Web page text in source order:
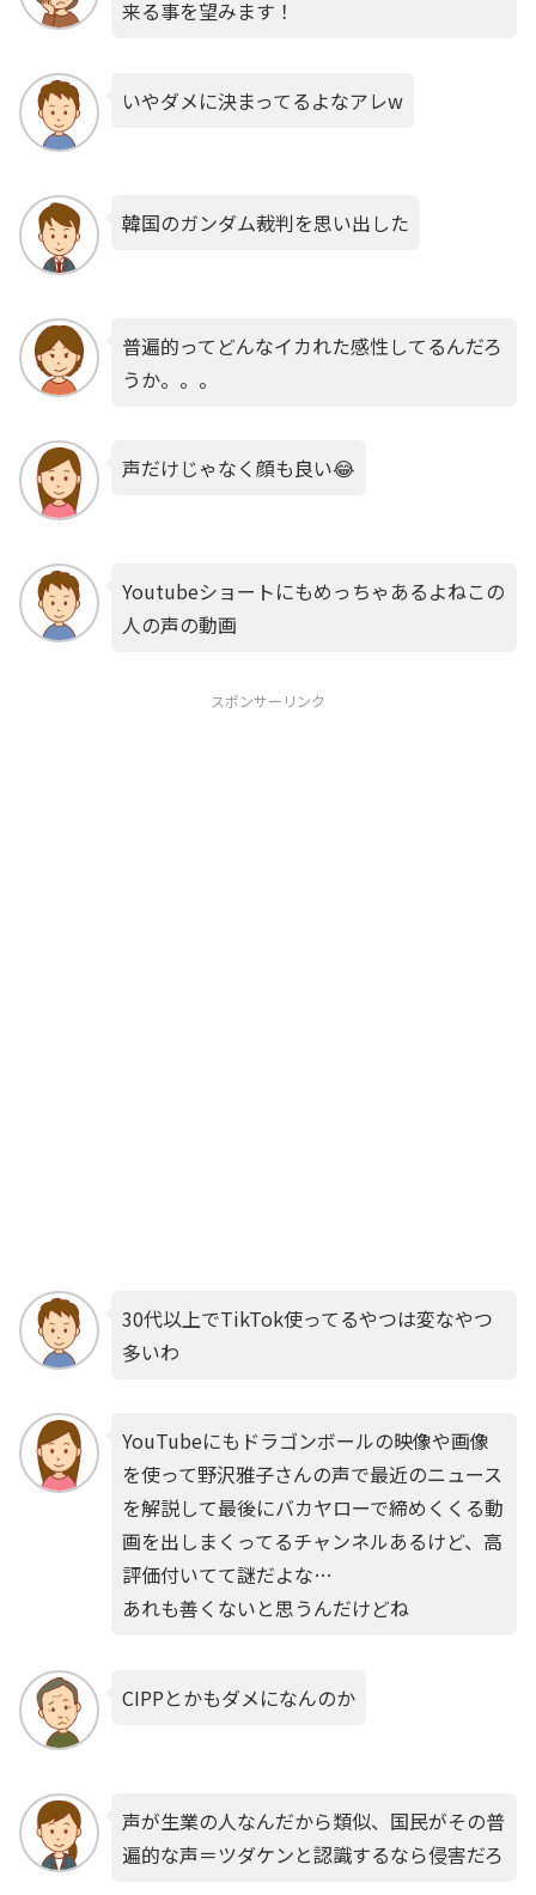
来る事を望みます！
いやダメに決まってるよなアレw
韓国のガンダム裁判を思い出した
普遍的ってどんなイカれた感性してるんだろ
うか。。。
声だけじゃなく顔も良い😂
Youtubeショートにもめっちゃあるよねこの
人の声の動画
スポンサーリンク
30代以上でTikTok使ってるやつは変なやつ
多いわ
YouTubeにもドラゴンボールの映像や画像
を使って野沢雅子さんの声で最近のニュース
を解説して最後にバカヤローで締めくくる動
画を出しまくってるチャンネルあるけど、高
評価付いてて謎だよな…
あれも善くないと思うんだけどね
CIPPとかもダメになんのか
声が生業の人なんだから類似、国民がその普
遍的な声＝ツダケンと認識するなら侵害だろ